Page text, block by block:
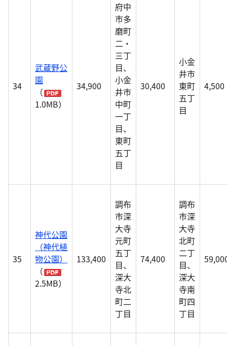
34
武蔵野公
園
（
1.0MB）
34,900
府中
市多
磨町
二・
三丁
目、
小金
井市
中町
一丁
目、
東町
五丁
目
30,400
小金
井市
東町
五丁
目
4,500
35
神代公園
（神代植
物公園）
（
2.5MB）
133,400
調布
市深
大寺
元町
五丁
目、
深大
寺北
町二
丁目
74,400
調布
市深
大寺
北町
二丁
目、
深大
寺南
町四
丁目